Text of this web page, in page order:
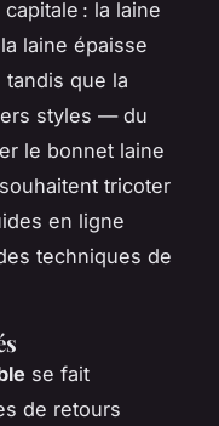
: la laine
laine épaisse
que la
styles — du
le bonnet laine
tricoter
en ligne
techniques de
se fait
de retours